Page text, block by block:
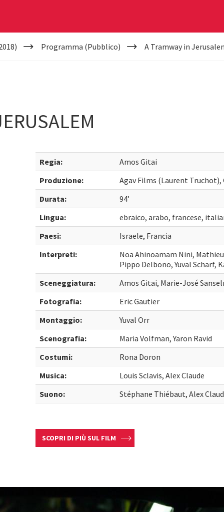
Programma (Pubblico) A Tramway in
Regia:
Amos Gitai
Produzione:
Agav Films (Laurent Truchot),
Durata:
94’
Lingua:
ebraico, arabo, francese,
Paesi:
Israele, Francia
Interpreti:
Noa Ahinoamam Nini,
Pippo Delbono, Yuval Scharf,
Sceneggiatura:
Amos Gitai, Marie-José
Fotografia:
Eric Gautier
Montaggio:
Yuval Orr
Scenografia:
Maria Volfman, Yaron Ravid
Costumi:
Rona Doron
Musica:
Louis Sclavis, Alex Claude
Suono:
Stéphane Thiébaut, Alex
SCOPRI DI PIÙ SUL FILM